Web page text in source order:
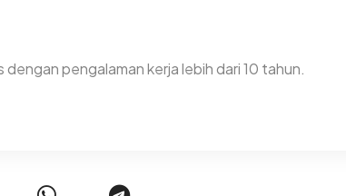
dengan pengalaman kerja lebih dari 10 tahun.